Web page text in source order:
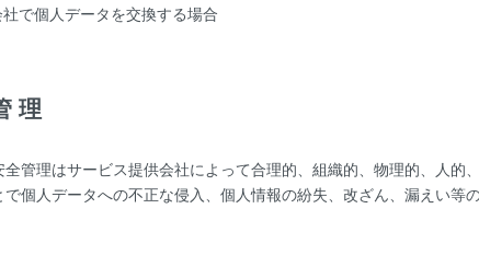
で個人データを交換する場合
理
管理はサービス提供会社によって合理的、組織的、物理的、人的
個人データへの不正な侵入、個人情報の紛失、改ざん、漏えい等